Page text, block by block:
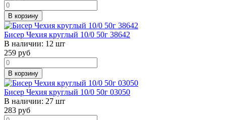
В корзину
Бисер Чехия круглый 10/0 50г 38642
В наличии: 12 шт
259 руб
В корзину
Бисер Чехия круглый 10/0 50г 03050
В наличии: 27 шт
283 руб